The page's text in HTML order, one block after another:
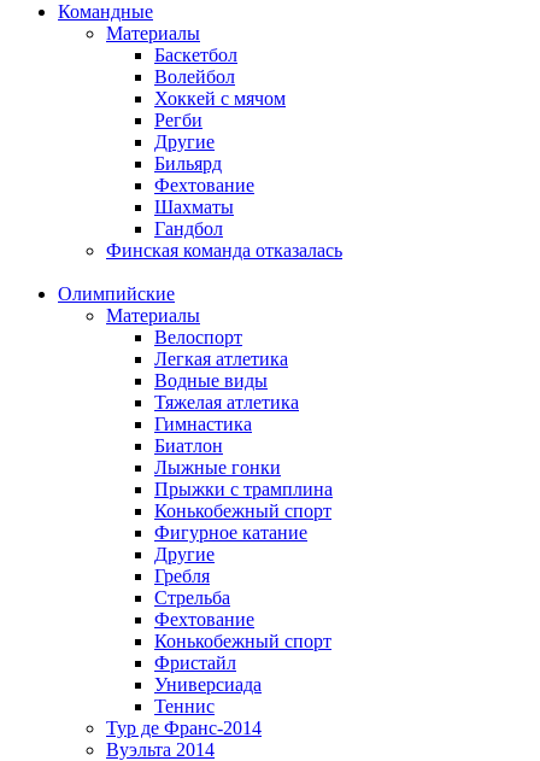
Командные
Материалы
Баскетбол
Волейбол
Хоккей с мячом
Регби
Другие
Бильярд
Фехтование
Шахматы
Гандбол
Финская команда отказалась
Олимпийские
Материалы
Велоспорт
Легкая атлетика
Водные виды
Тяжелая атлетика
Гимнастика
Биатлон
Лыжные гонки
Прыжки с трамплина
Конькобежный спорт
Фигурное катание
Другие
Гребля
Стрельба
Фехтование
Конькобежный спорт
Фристайл
Универсиада
Теннис
Тур де Франс-2014
Вуэльта 2014